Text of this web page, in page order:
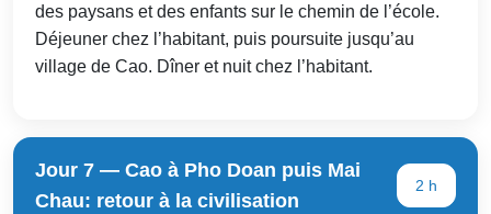
des paysans et des enfants sur le chemin de l’école.
Déjeuner chez l’habitant, puis poursuite jusqu’au
village de Cao. Dîner et nuit chez l’habitant.
Jour 7 — Cao à Pho Doan puis Mai
Chau: retour à la civilisation
2 h